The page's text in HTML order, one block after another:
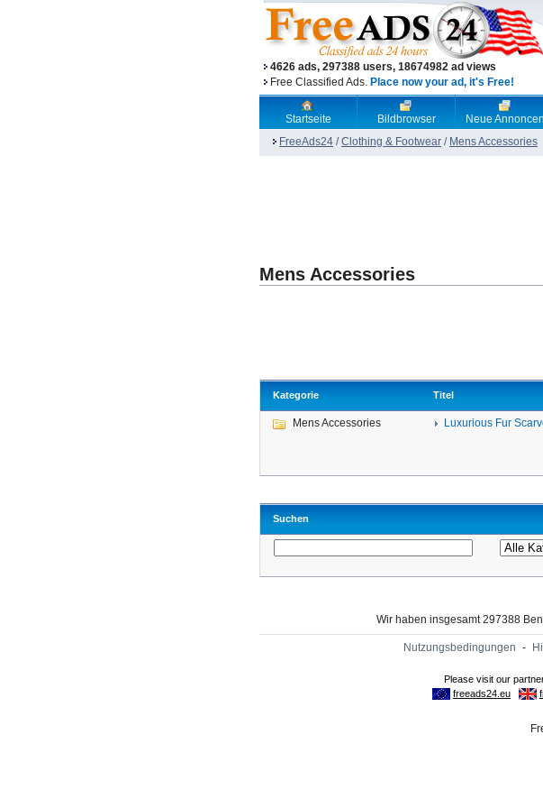
4626 ads, 297388 users, 18674982 ad views
Free Classified Ads. Place now your ad, it's Free!
Startseite Bildbrowser Neue Annoncen
FreeAds24 /Clothing & Footwear / Mens Accessories
Mens Accessories
Kategorie Titel
Mens Accessories Luxurious Fur
Suchen
Wir haben insgesamt 297388
Nutzungsbedingungen -